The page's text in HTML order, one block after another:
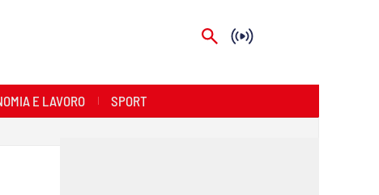
E LAVORO SPORT